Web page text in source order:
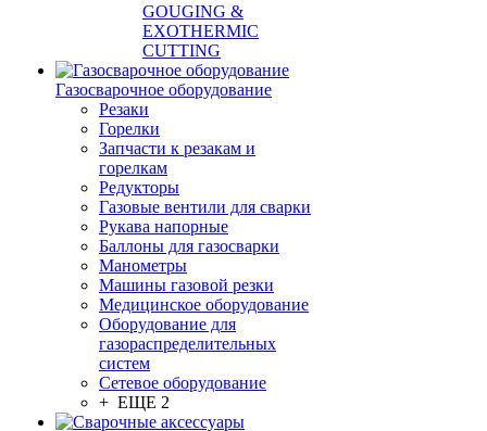
GOUGING &
EXOTHERMIC
CUTTING
Газосварочное оборудование
Резаки
Горелки
Запчасти к резакам и
горелкам
Редукторы
Газовые вентили для сварки
Рукава напорные
Баллоны для газосварки
Манометры
Машины газовой резки
Медицинское оборудование
Оборудование для
газораспределительных
систем
Сетевое оборудование
+ ЕЩЕ 2